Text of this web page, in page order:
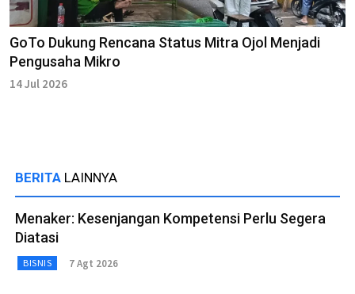
GoTo Dukung Rencana Status Mitra Ojol Menjadi
Pengusaha Mikro
14 Jul 2026
BERITA LAINNYA
Menaker: Kesenjangan Kompetensi Perlu Segera
Diatasi
BISNIS 7 Agt 2026